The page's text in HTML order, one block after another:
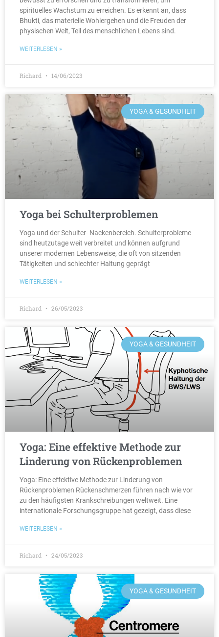
spirituelles Wachstum zu erreichen. Es erkennt an, dass
Bhukti, das materielle Wohlergehen und die Freuden der
physischen Welt, Teil des menschlichen Lebens sind.
WEITERLESEN »
Richard 14/06/2023
YOGA & GESUNDHEIT
Yoga bei Schulterproblemen
Yoga und der Schulter- Nackenbereich. Schulterprobleme
sind heutzutage weit verbreitet und können aufgrund
unserer modernen Lebensweise, die oft von sitzenden
Tätigkeiten und schlechter Haltung geprägt
WEITERLESEN »
Richard 26/05/2023
YOGA & GESUNDHEIT
Yoga: Eine effektive Methode zur
Linderung von Rückenproblemen
Yoga: Eine effektive Methode zur Linderung von
Rückenproblemen Rückenschmerzen führen nach wie vor
zu den häufigsten Krankschreibungen weltweit. Eine
internationale Forschungsgruppe hat gezeigt, dass diese
WEITERLESEN »
Richard 24/05/2023
YOGA & GESUNDHEIT